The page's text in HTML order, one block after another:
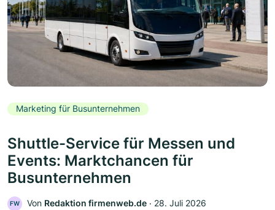
Marketing für Busunternehmen
Shuttle-Service für Messen und
Events: Marktchancen für
Busunternehmen
FW Von Redaktion firmenweb.de ‧ 28. Juli 2026